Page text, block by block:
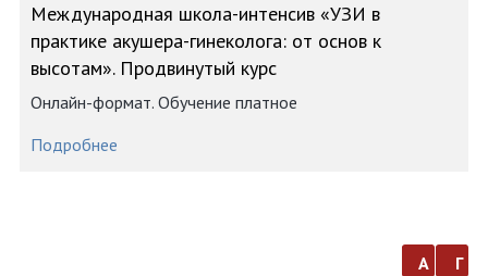
Международная школа-интенсив «УЗИ в
практике акушера-гинеколога: от основ к
высотам». Продвинутый курс
Онлайн-формат. Обучение платное
Подробнее
а г